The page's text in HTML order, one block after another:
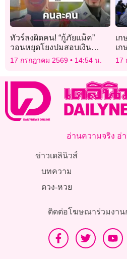
ทัวร์ลงผิดคน! “กู้ภัยแม็ค”
วอนหยุดโยงปมสอบเงิน
บริจาค “ปอนด์ จักรกฤษณ์”
ยันถูกหวย 24 ล้านคนละปี
17 กรกฎาคม 2569 14:54 น.
เก
เก
จัด
17
อ่านความจริง อ่
ข่าวเดลินิวส์
บทความ
ดวง-หวย
ติดต่อโฆษณาร่วมงาน